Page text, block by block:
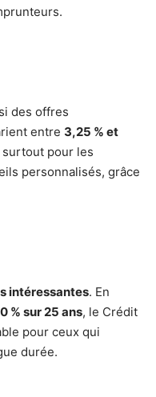
des offres
entre 3,25 % et
pour les
personnalisés, grâce
intéressantes. En
% sur 25 ans, le Crédit
pour ceux qui
durée.